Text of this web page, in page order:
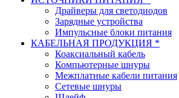
Драйверы для светодиодов
Зарядные устройства
Импульсные блоки питания
КАБЕЛЬНАЯ ПРОДУКЦИЯ *
Коаксиальный кабель
Компьютерные шнуры
Межплатные кабели питания
Сетевые шнуры